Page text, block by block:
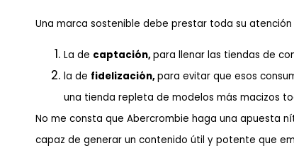
Una marca sostenible debe prestar toda su
La de captación,para llenar las tiendas de
la de fidelización,para evitar que esos
una tienda repleta de modelos más macizos
No me consta que Abercrombie haga una apuesta
capaz de generar un contenido útil y potente que